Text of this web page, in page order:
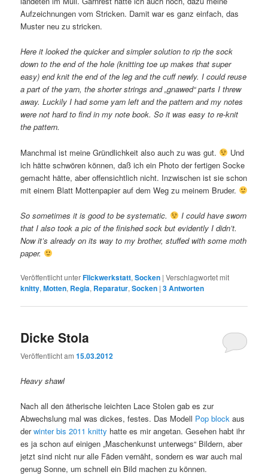
Aufzeichnungen vom Stricken. Damit war es ganz einfach, das
Muster neu zu stricken.
Here it looked the quicker and simpler solution to rip the sock
down to the end of the hole (knitting toe up makes that super
easy) end knit the end of the leg and the cuff newly. I could reuse
a part of the yarn, the shorter strings and „gnawed“ parts I threw
away. Luckily I had some yarn left and the pattern and my notes
were not hard to find in my note book. So it was easy to re-knit
the pattern.
Manchmal ist meine Gründlichkeit also auch zu was gut.
Und
ich hätte schwören können, daß ich ein Photo der fertigen Socke
gemacht hätte, aber offensichtlich nicht. Inzwischen ist sie schon
mit einem Blatt Mottenpapier auf dem Weg zu meinem Bruder.
So sometimes it is good to be systematic.
I could have sworn
that I also took a pic of the finished sock but evidently I didn’t.
Now it’s already on its way to my brother, stuffed with some moth
paper.
Veröffentlicht unterFlickwerkstatt,Socken |Verschlagwortet mit
knitty,Motten, Regia, Reparatur,Socken |3Antworten
Dicke Stola
Veröffentlicht am15.03.2012
Heavy shawl
Nach all den ätherische leichten Lace Stolen gab es zur
Abwechslung mal was dickes, festes. Das Modell Pop block aus
derwinter bis 2011 knitty hatte es mir angetan. Gesehen habt ihr
es ja schon auf einigen „Maschenkunst unterwegs“ Bildern, aber
jetzt sind nicht nur alle Fäden vernäht, sondern es war auch mal
genug Sonne, um schnell ein Bild machen zu können.